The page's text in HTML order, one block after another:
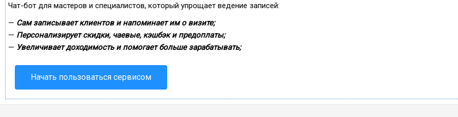
Чат-бот для мастеров и специалистов, который упрощает ведение записей:
— Сам записывает клиентов и напоминает им о визите;
— Персонализирует скидки, чаевые, кэшбэк и предоплаты;
— Увеличивает доходимость и помогает больше зарабатывать;
Начать пользоваться сервисом